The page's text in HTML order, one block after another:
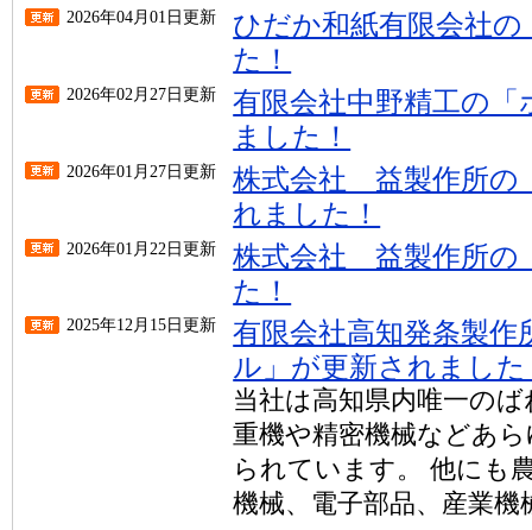
2026年04月01日更新
ひだか和紙有限会社
た！
2026年02月27日更新
有限会社中野精工の
ました！
2026年01月27日更新
株式会社 益製作所の
れました！
2026年01月22日更新
株式会社 益製作所の
た！
2025年12月15日更新
有限会社高知発条製
ル」が更新されました
当社は高知県内唯一の
重機や精密機械などあ
られています。 他にも
機械、電子部品、産業機